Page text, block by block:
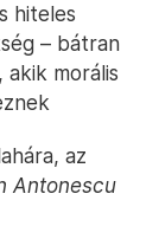
hiteles
– bátran
morális
az
Antonescu